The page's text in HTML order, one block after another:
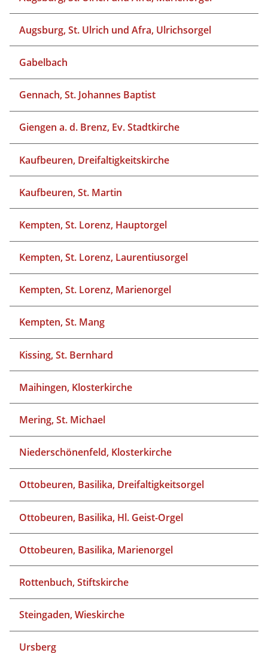
Augsburg, St. Ulrich und Afra, Ulrichsorgel
Gabelbach
Gennach, St. Johannes Baptist
Giengen a. d. Brenz, Ev. Stadtkirche
Kaufbeuren, Dreifaltigkeitskirche
Kaufbeuren, St. Martin
Kempten, St. Lorenz, Hauptorgel
Kempten, St. Lorenz, Laurentiusorgel
Kempten, St. Lorenz, Marienorgel
Kempten, St. Mang
Kissing, St. Bernhard
Maihingen, Klosterkirche
Mering, St. Michael
Niederschönenfeld, Klosterkirche
Ottobeuren, Basilika, Dreifaltigkeitsorgel
Ottobeuren, Basilika, Hl. Geist-Orgel
Ottobeuren, Basilika, Marienorgel
Rottenbuch, Stiftskirche
Steingaden, Wieskirche
Ursberg